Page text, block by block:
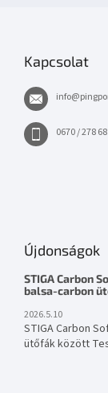
Kapcsolat
info@
0670 / 278
Újdonságok
STIGA Carbon
balsa-carbon
2026.5.10
STIGA Carbon
ütőfák között